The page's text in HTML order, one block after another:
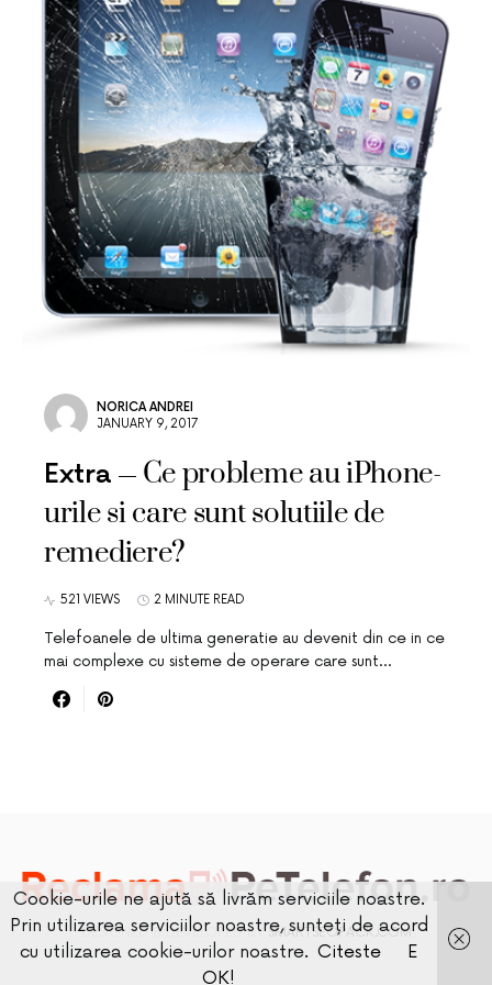
NORICA ANDREI
JANUARY 9, 2017
Extra
Ce probleme au iPhone-
urile si care sunt solutiile de
remediere?
521 VIEWS 2 MINUTE READ
Telefoanele de ultima generatie au devenit din ce in ce
mai complexe cu sisteme de operare care sunt…
DESIGNED & DEVELOPED BY SMARTSEOPACK.COM
Cookie-urile ne ajută să livrăm serviciile noastre.
Prin utilizarea serviciilor noastre, sunteți de acord
cu utilizarea cookie-urilor noastre. Citeste
E
OK!